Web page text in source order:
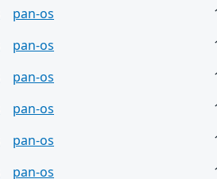
pan-os
pan-os
pan-os
pan-os
pan-os
pan-os